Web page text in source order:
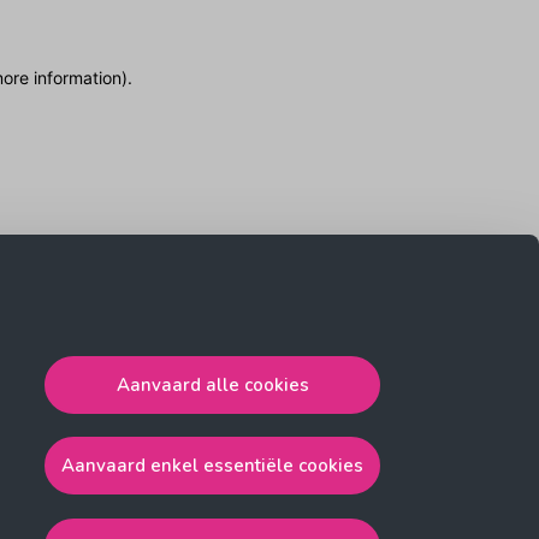
Aanvaard alle cookies
Aanvaard enkel essentiële cookies
information).